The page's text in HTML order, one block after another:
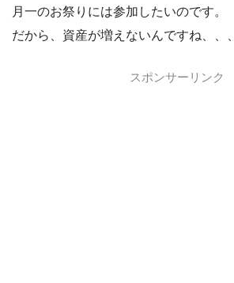
月一のお祭りには参加したいのです。
だから、資産が増えないんですね、、、
スポンサーリンク